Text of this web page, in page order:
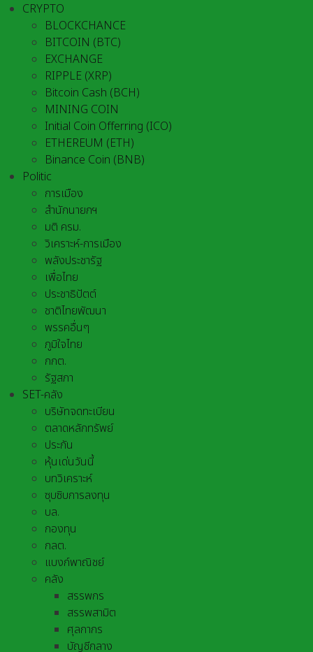
CRYPTO
BLOCKCHANCE
BITCOIN (BTC)
EXCHANGE
RIPPLE (XRP)
Bitcoin Cash (BCH)
MINING COIN
Initial Coin Offerring (ICO)
ETHEREUM (ETH)
Binance Coin (BNB)
Politic
การเมือง
สำนักนายกฯ
มติ ครม.
วิเคราะห์-การเมือง
พลังประชารัฐ
เพื่อไทย
ประชาธิปัตต์
ชาติไทยพัฒนา
พรรคอื่นๆ
ภูมิใจไทย
กกต.
รัฐสภา
SET-คลัง
บริษัทจดทะเบียน
ตลาดหลักทรัพย์
ประกัน
หุ้นเด่นวันนี้
บทวิเคราะห์
ซุบซิบการลงทุน
บล.
กองทุน
กลต.
แบงก์พาณิชย์
คลัง
สรรพกร
สรรพสามิต
ศุลกากร
บัญชีกลาง